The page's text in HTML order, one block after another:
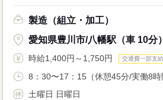
製造（組立・加工）
愛知県豊川市/八幡駅（車 10分）
時給1,400円～1,750円 交通費一部支給
8：30〜17：15（休憩45分/実働8
土曜日 日曜日